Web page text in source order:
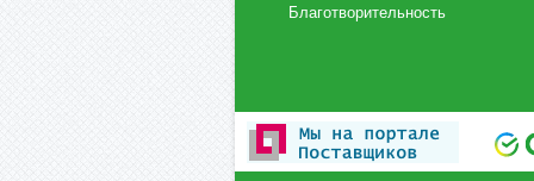
Благотворительность